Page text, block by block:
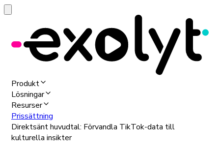
Produkt
Lösningar
Resurser
Prissättning
Direktsänt huvudtal: Förvandla TikTok-data till
kulturella insikter